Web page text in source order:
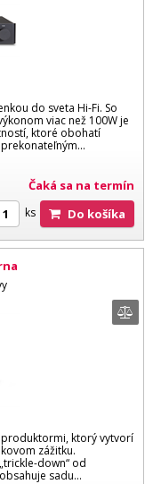
do sveta Hi-Fi. So
viac než 100W je
ktoré obohatí
Čaká sa na termín
ks Do košíka
ktorý vytvorí
zážitku.
down“ od
sadu...